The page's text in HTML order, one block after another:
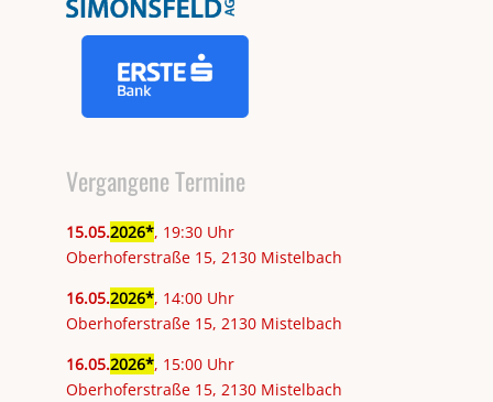
Vergangene Termine
15.05.2026 , 19:30 Uhr
Oberhoferstraße 15, 2130 Mistelbach
16.05.2026 , 14:00 Uhr
Oberhoferstraße 15, 2130 Mistelbach
16.05.2026 , 15:00 Uhr
Oberhoferstraße 15, 2130 Mistelbach